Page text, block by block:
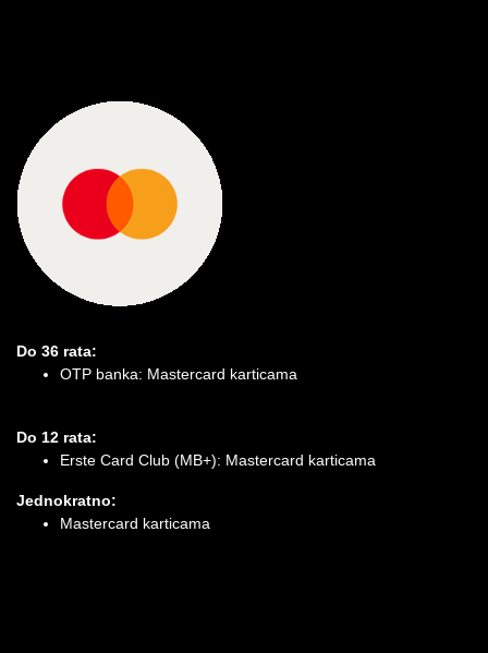
Do 36 rata:
OTP banka: Mastercard karticama
Do 12 rata:
Erste Card Club (MB+): Mastercard karticama
Jednokratno:
Mastercard karticama